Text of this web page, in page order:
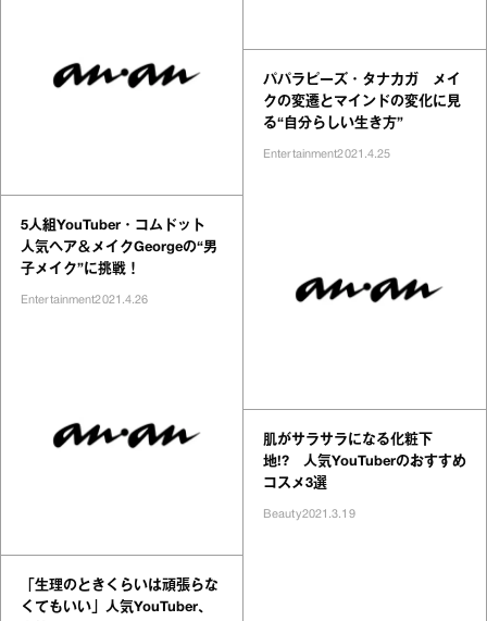
5人組YouTuber・コムドット
人気ヘア＆メイクGeorgeの“男
子メイク”に挑戦！
Entertainment2021.4.26
「生理のときくらいは頑張らな
くてもいい」人気YouTuber、
パパラピーズ・タナカガ メイ
クの変遷とマインドの変化に見
る“自分らしい生き方”
Entertainment2021.4.25
肌がサラサラになる化粧下
地!? 人気YouTuberのおすすめ
コスメ3選
Beauty2021.3.19